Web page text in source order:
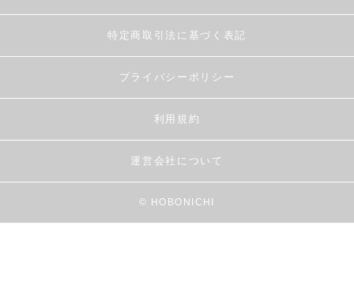
特定商取引法に基づく表記
プライバシーポリシー
利用規約
運営会社について
© HOBONICHI